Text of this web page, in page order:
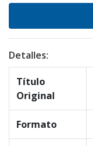
Detalles:
Título
Original
Formato